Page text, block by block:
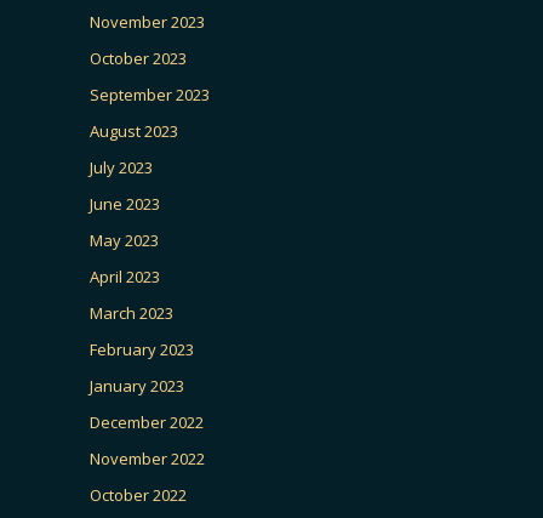
November 2023
October 2023
September 2023
August 2023
July 2023
June 2023
May 2023
April 2023
March 2023
February 2023
January 2023
December 2022
November 2022
October 2022